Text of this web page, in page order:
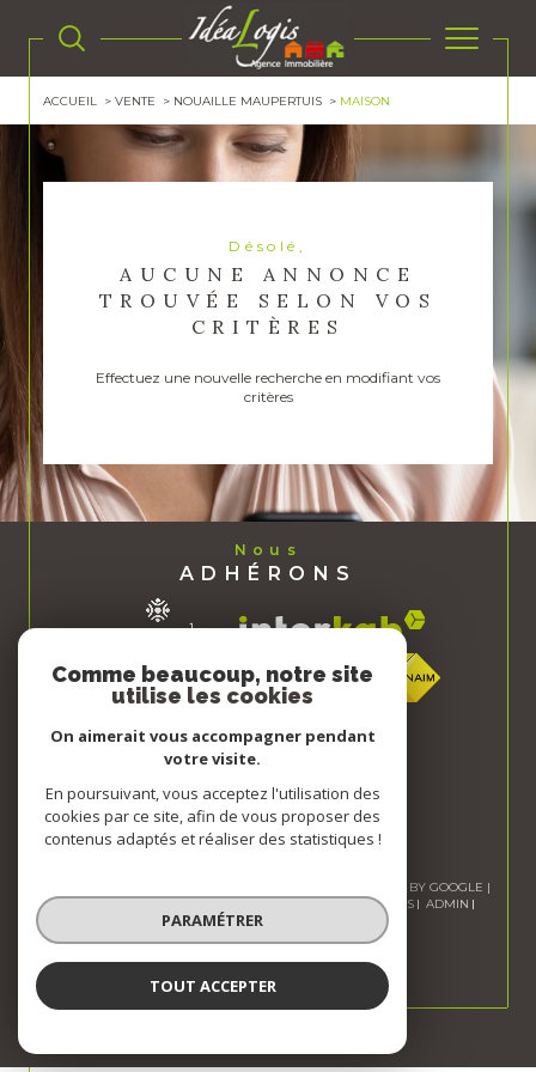
ACCUEIL VENTE NOUAILLE MAUPERTUIS MAISON
Désolé,
AUCUNE ANNONCE
TROUVÉE SELON VOS
CRITÈRES
Effectuez une nouvelle recherche en modifiant vos
critères
Nous
ADHÉRONS
© 2026 | TOUS DROITS RÉSERVÉS | TRADUCTION POWERED BY GOOGLE |
MENTIONS LÉGALES
ADMIN
NOS LIENS
POLITIQUE RGPD COOKIES
Comme beaucoup, notre site
utilise les cookies
On aimerait vous accompagner pendant
votre visite.
En poursuivant, vous acceptez l'utilisation des
cookies par ce site, afin de vous proposer des
contenus adaptés et réaliser des statistiques !
PARAMÉTRER
TOUT ACCEPTER